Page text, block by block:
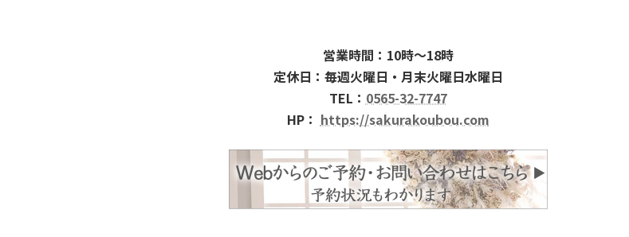
営業時間：10時～18時
定休日：毎週火曜日・月末火曜日水曜日
TEL： 0565-32-7747
HP： https://sakurakoubou.com